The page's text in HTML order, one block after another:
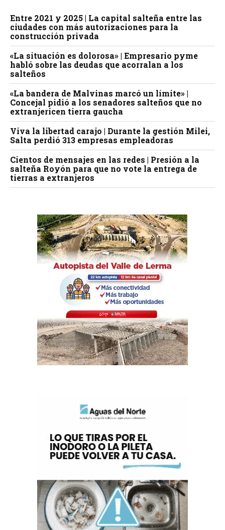
Entre 2021 y 2025 | La capital salteña entre las
ciudades con más autorizaciones para la
construcción privada
«La situación es dolorosa» | Empresario pyme
habló sobre las deudas que acorralan a los
salteños
«La bandera de Malvinas marcó un límite» |
Concejal pidió a los senadores salteños que no
extranjericen tierra gaucha
Viva la libertad carajo | Durante la gestión Milei,
Salta perdió 313 empresas empleadoras
Cientos de mensajes en las redes | Presión a la
salteña Royón para que no vote la entrega de
tierras a extranjeros